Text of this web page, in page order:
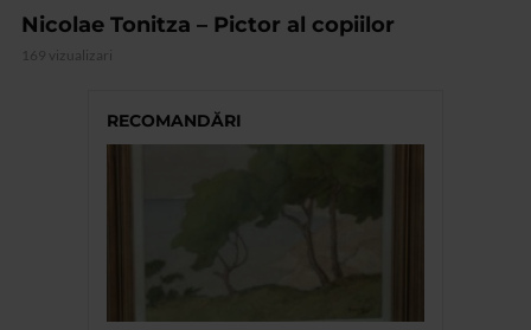
Nicolae Tonitza – Pictor al copiilor
169 vizualizari
RECOMANDĂRI